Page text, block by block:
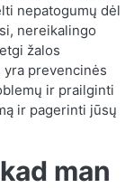
nepatogumų dėl
nereikalingo
žalos
yra prevencinės
ir prailginti
ir pagerinti jūsų
man